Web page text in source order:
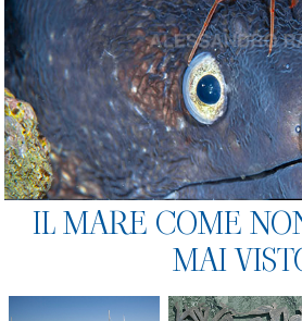
IL MARE COME
MAI